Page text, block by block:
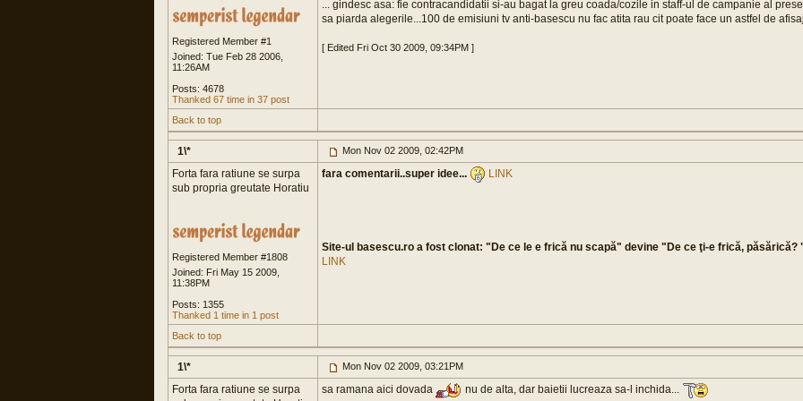
Registered Member #1
Joined: Tue Feb 28 2006,
11:26AM
Posts: 4678
Thanked 67 time in 37 post
... gindesc asa: fie contracandidatii si-au bagat la greu coada/cozile in staff-ul de campanie al
sa piarda alegerile...100 de emisiuni tv anti-basescu nu fac atita rau cit poate face un astfel de
[ Edited Fri Oct 30 2009, 09:34PM ]
Back to top
1\* Mon Nov 02 2009, 02:42PM
Forta fara ratiune se surpa
sub propria greutate Horatiu
Registered Member #1808
Joined: Fri May 15 2009,
11:38PM
Posts: 1355
Thanked 1 time in 1 post
fara comentarii..super idee... LINK
Site-ul basescu.ro a fost clonat: "De ce le e frică nu scapă" devine "De ce ţi-e frică, păsărică?
LINK
Back to top
1\* Mon Nov 02 2009, 03:21PM
Forta fara ratiune se surpa
sa ramana aici dovada nu de alta, dar baietii lucreaza sa-l inchida...